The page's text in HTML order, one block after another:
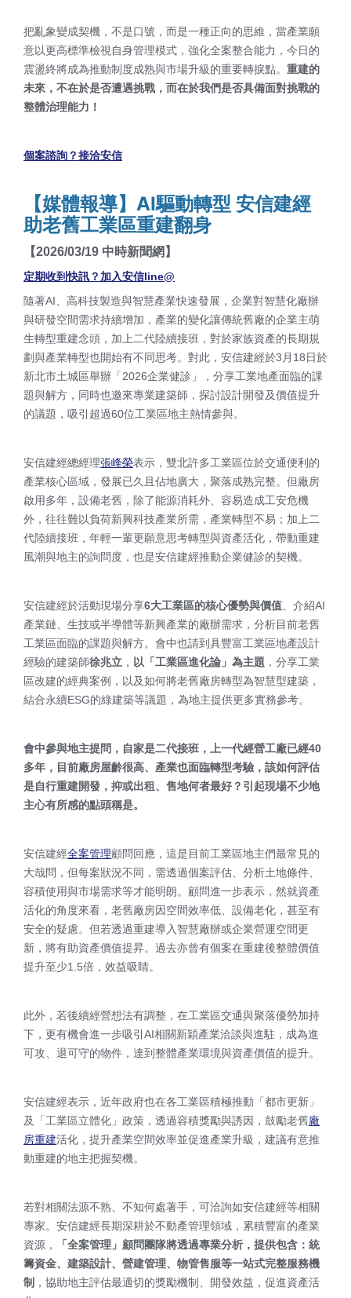
把亂象變成契機，不是口號，而是一種正向的思維，當產業願
意以更高標準檢視自身管理模式，強化全案整合能力，今日的
震盪終將成為推動制度成熟與市場升級的重要轉捩點。 重建的
未來，不在於是否遭遇挑戰，而在於我們是否具備面對挑戰的
整體治理能力！
個案諮詢？接洽安信
【媒體報導】AI驅動轉型 安信建經
助老舊工業區重建翻身
【2026/03/19 中時新聞網】
定期收到快訊？加入安信line@
隨著AI、高科技製造與智慧產業快速發展，企業對智慧化廠辦
與研發空間需求持續增加，產業的變化讓傳統舊廠的企業主萌
生轉型重建念頭，加上二代陸續接班，對於家族資產的長期規
劃與產業轉型也開始有不同思考。對此，安信建經於3月18日於
新北市土城區舉辦「2026企業健診」，分享工業地產面臨的課
題與解方，同時也邀來專業建築師，探討設計開發及價值提升
的議題，吸引超過60位工業區地主熱情參與。
安信建經總經理張峰榮表示，雙北許多工業區位於交通便利的
產業核心區域，發展已久且佔地廣大，聚落成熟完整。但廠房
啟用多年，設備老舊，除了能源消耗外、容易造成工安危機
外，往往難以負荷新興科技產業所需，產業轉型不易；加上二
代陸續接班，年輕一輩更願意思考轉型與資產活化，帶動重建
風潮與地主的詢問度，也是安信建經推動企業健診的契機。
安信建經於活動現場分享6大工業區的核心優勢與價值、介紹AI
產業鏈、生技或半導體等新興產業的廠辦需求，分析目前老舊
工業區面臨的課題與解方。會中也請到具豐富工業區地產設計
經驗的建築師徐兆立 ， 以「工業區進化論」為主題 ，分享工業
區改建的經典案例，以及如何將老舊廠房轉型為智慧型建築，
結合永續ESG的綠建築等議題，為地主提供更多實務參考。
會中參與地主提問，自家是二代接班，上一代經營工廠已經40
多年，目前廠房屋齡很高、產業也面臨轉型考驗，該如何評估
是自行重建開發，抑或出租、售地何者最好？引起現場不少地
主心有所感的點頭稱是。
安信建經全案管理顧問回應，這是目前工業區地主們最常見的
大哉問，但每案狀況不同，需透過個案評估、分析土地條件、
容積使用與市場需求等才能明朗。顧問進一步表示，然就資產
活化的角度來看，老舊廠房因空間效率低、設備老化，甚至有
安全的疑慮。但若透過重建導入智慧廠辦或企業營運空間更
新，將有助資產價值提昇。過去亦曾有個案在重建後整體價值
提升至少1.5倍，效益吸睛。
此外，若後續經營想法有調整，在工業區交通與聚落優勢加持
下，更有機會進一步吸引AI相關新穎產業洽談與進駐，成為進
可攻、退可守的物件，達到整體產業環境與資產價值的提升。
安信建經表示，近年政府也在各工業區積極推動「都市更新」
及「工業區立體化」政策，透過容積獎勵與誘因，鼓勵老舊廠
房重建活化，提升產業空間效率並促進產業升級，建議有意推
動重建的地主把握契機。
若對相關法源不熟、不知何處著手，可洽詢如安信建經等相關
專家。安信建經長期深耕於不動產管理領域，累積豐富的產業
資源，
「全案管理」顧問團隊將透過專業分析，提供包含：統
籌資金、建築設計、營建管理、物管售服等一站式完整服務機
制 ，協助地主評估最適切的獎勵機制、開發效益，促進資產活